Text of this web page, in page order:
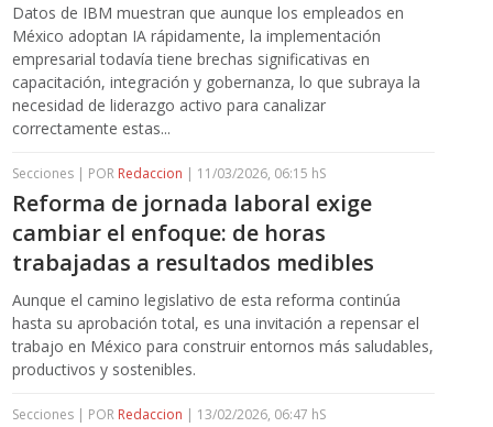
Datos de IBM muestran que aunque los empleados en
México adoptan IA rápidamente, la implementación
empresarial todavía tiene brechas significativas en
capacitación, integración y gobernanza, lo que subraya la
necesidad de liderazgo activo para canalizar
correctamente estas...
Secciones | POR Redaccion | 11/03/2026, 06:15 hS
Reforma de jornada laboral exige
cambiar el enfoque: de horas
trabajadas a resultados medibles
Aunque el camino legislativo de esta reforma continúa
hasta su aprobación total, es una invitación a repensar el
trabajo en México para construir entornos más saludables,
productivos y sostenibles.
Secciones | POR Redaccion | 13/02/2026, 06:47 hS